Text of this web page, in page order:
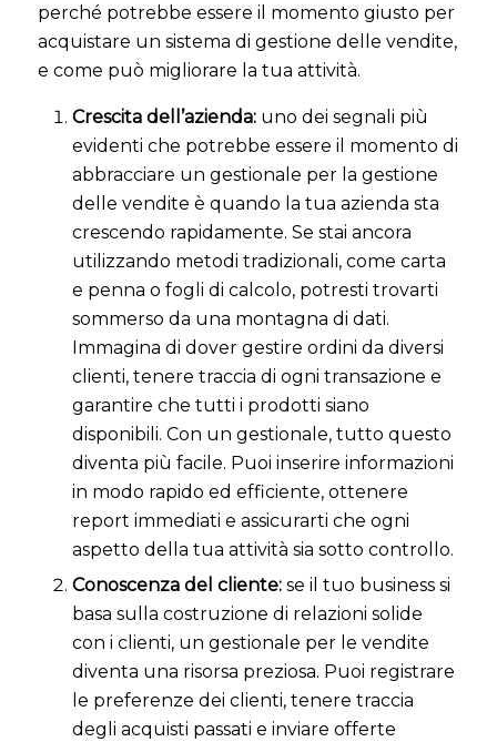
perché potrebbe essere il momento giusto per
acquistare un sistema di gestione delle vendite,
e come può migliorare la tua attività.
Crescita dell’azienda: uno dei segnali più
evidenti che potrebbe essere il momento di
abbracciare un gestionale per la gestione
delle vendite è quando la tua azienda sta
crescendo rapidamente. Se stai ancora
utilizzando metodi tradizionali, come carta
e penna o fogli di calcolo, potresti trovarti
sommerso da una montagna di dati.
Immagina di dover gestire ordini da diversi
clienti, tenere traccia di ogni transazione e
garantire che tutti i prodotti siano
disponibili. Con un gestionale, tutto questo
diventa più facile. Puoi inserire informazioni
in modo rapido ed efficiente, ottenere
report immediati e assicurarti che ogni
aspetto della tua attività sia sotto controllo.
Conoscenza del cliente: se il tuo business si
basa sulla costruzione di relazioni solide
con i clienti, un gestionale per le vendite
diventa una risorsa preziosa. Puoi registrare
le preferenze dei clienti, tenere traccia
degli acquisti passati e inviare offerte